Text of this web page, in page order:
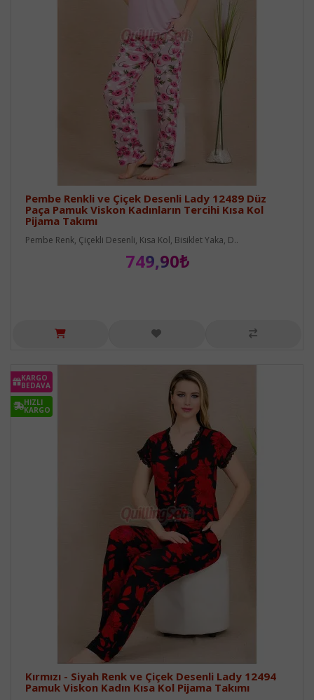
Pembe Renkli ve Çiçek Desenli Lady 12489 Düz
Paça Pamuk Viskon Kadınların Tercihi Kısa Kol
Pijama Takımı
Pembe Renk, Çiçekli Desenli, Kısa Kol, Bisiklet Yaka, D..
749,90₺
KARGO
BEDAVA
HIZLI
KARGO
Kırmızı - Siyah Renk ve Çiçek Desenli Lady 12494
Pamuk Viskon Kadın Kısa Kol Pijama Takımı